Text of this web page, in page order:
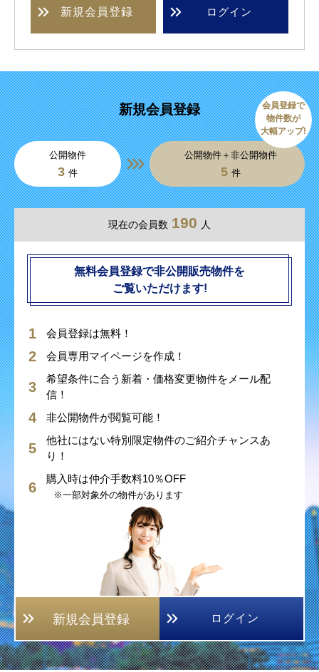
新規会員登録 ログイン
新規会員登録
公開物件
3 件
公開物件＋非公開物件
5 件
会員登録で
物件数が
大幅アップ!
現在の会員数 190 人
無料会員登録で非公開販売物件を
ご覧いただけます!
会員登録は無料！
会員専用マイページを作成！
希望条件に合う新着・価格変更物件をメール配
信！
非公開物件が閲覧可能！
他社にはない特別限定物件のご紹介チャンスあ
り！
購入時は仲介手数料10％OFF
※一部対象外の物件があります
新規会員登録 ログイン